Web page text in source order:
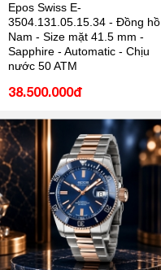
Epos Swiss E-
3504.131.05.15.34 - Đồng hồ
Nam - Size mặt 41.5 mm -
Sapphire - Automatic - Chịu
nước 50 ATM
38.500.000đ